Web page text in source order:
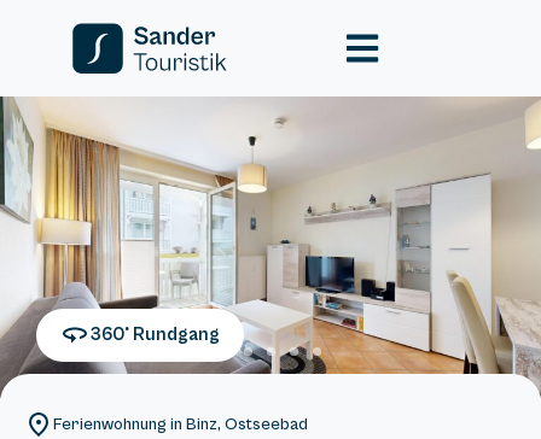
360° Rundgang
Ferienwohnung in Binz, Ostseebad